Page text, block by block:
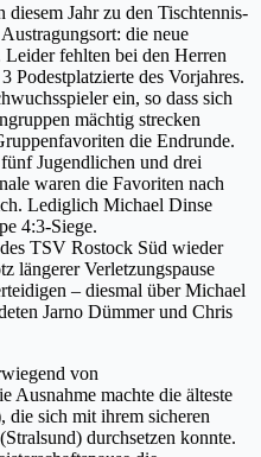
Jahr zu den Tischtennis-
die neue
fehlten bei den Herren
Podestplatzierte des Vorjahres.
ein, so dass sich
mächtig strecken
die Endrunde.
Jugendlichen und drei
waren die Favoriten nach
Lediglich Michael Dinse
4:3-Siege.
TSV Rostock Süd wieder
längerer Verletzungspause
– diesmal über Michael
Jarno Dümmer und Chris
von
Ausnahme machte die älteste
sich mit ihrem sicheren
durchsetzen konnte.